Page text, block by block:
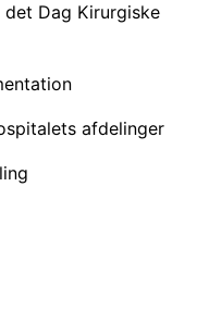
Dag Kirurgiske
afdelinger